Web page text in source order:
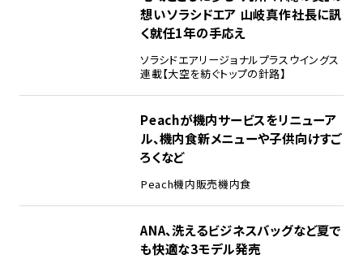
想い――ソラシドエア 山岐真作社長に訊
く就任1年の手応え
ソラシドエアリージョナルプラスウイングス
連載【大空を紡ぐトップの針路】
Peachが機内サービスをリニューア
ル、機内食新メニューや子供向けすご
ろくなど
Peach機内販売機内食
ANA、洗えるビジネスバッグなど夏で
も快適な3モデル発売